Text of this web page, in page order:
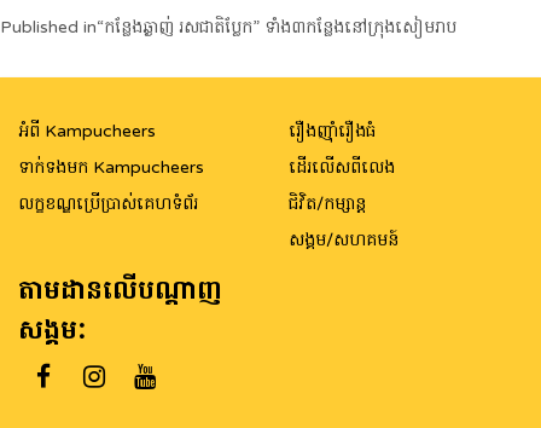
Post
navigation
Published in“កន្លែងឆ្ងាញ់ រសជាតិប្លែក” ទាំង៣កន្លែងនៅក្រុងសៀមរាប
អំពី Kampucheers
ទាក់ទងមក Kampucheers
លក្ខខណ្ឌប្រើប្រាស់គេហទំព័រ
រឿងញ៉ាំរឿងធំ
ដើរលើសពីលេង
ជិវិត/កម្សាន្ត
សង្គម/សហគមន៍
តាមដានលើបណ្តាញ
សង្គម: